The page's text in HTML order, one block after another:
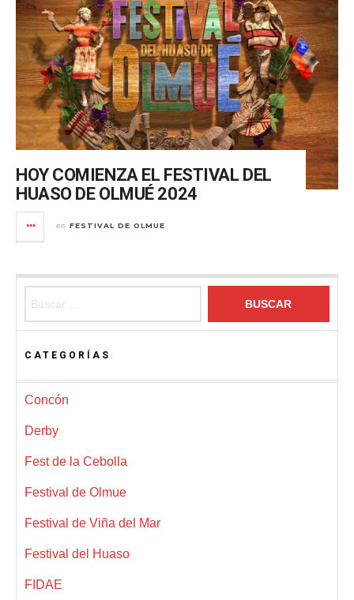
HOY COMIENZA EL FESTIVAL DEL
HUASO DE OLMUÉ 2024
en FESTIVAL DE OLMUE
CATEGORÍAS
Concón
Derby
Fest de la Cebolla
Festival de Olmue
Festival de Viña del Mar
Festival del Huaso
FIDAE